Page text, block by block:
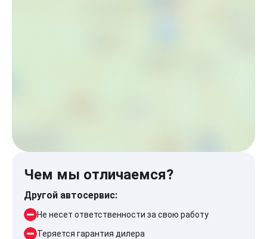
Чем мы отличаемся?
Другой автосервис:
Не несет ответственности за свою работу
Теряется гарантия дилера